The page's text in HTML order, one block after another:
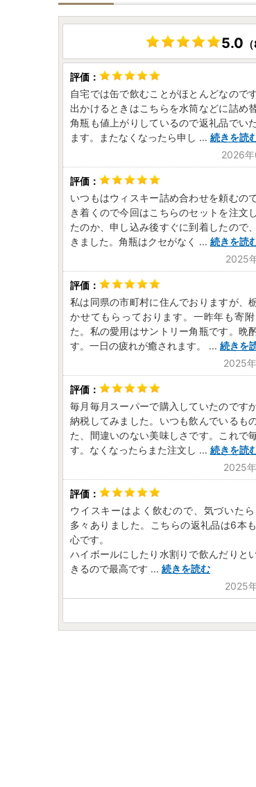
5.0
自宅では缶で飲むことがほとんどなので
出かけるときはこちらを水筒などに詰め
角瓶も値上がりしているので返礼品でい
ます。またなくなったら申し ... 続きを読
2026
いつもはウィスキー詰め合わせを頼むの
き着くので今回はこちらのセットを注文
たのか、申し込み後すぐに到着したので
きました。角瓶はクセがなく ... 続きを読
2025
私は同県の市町村に住んでおりますが、
かせてもらっております。一昨年も寄
た。私の愛用はサントリー角瓶です。晩
す。一日の疲れが癒されます。
... 続きを
2025
毎月毎月スーパーで購入していたのです
納税してみました。いつも飲んでいるも
た、間違いのない美味しさです。これで
す。なくなったらまた注文し ... 続きを読
2025
ウイスキーはよく飲むので、気づいた
多々ありました。こちらの返礼品は6本
心です。
ハイボールにしたり水割りで飲んだりと
きるので最高です ... 続きを読む
2025